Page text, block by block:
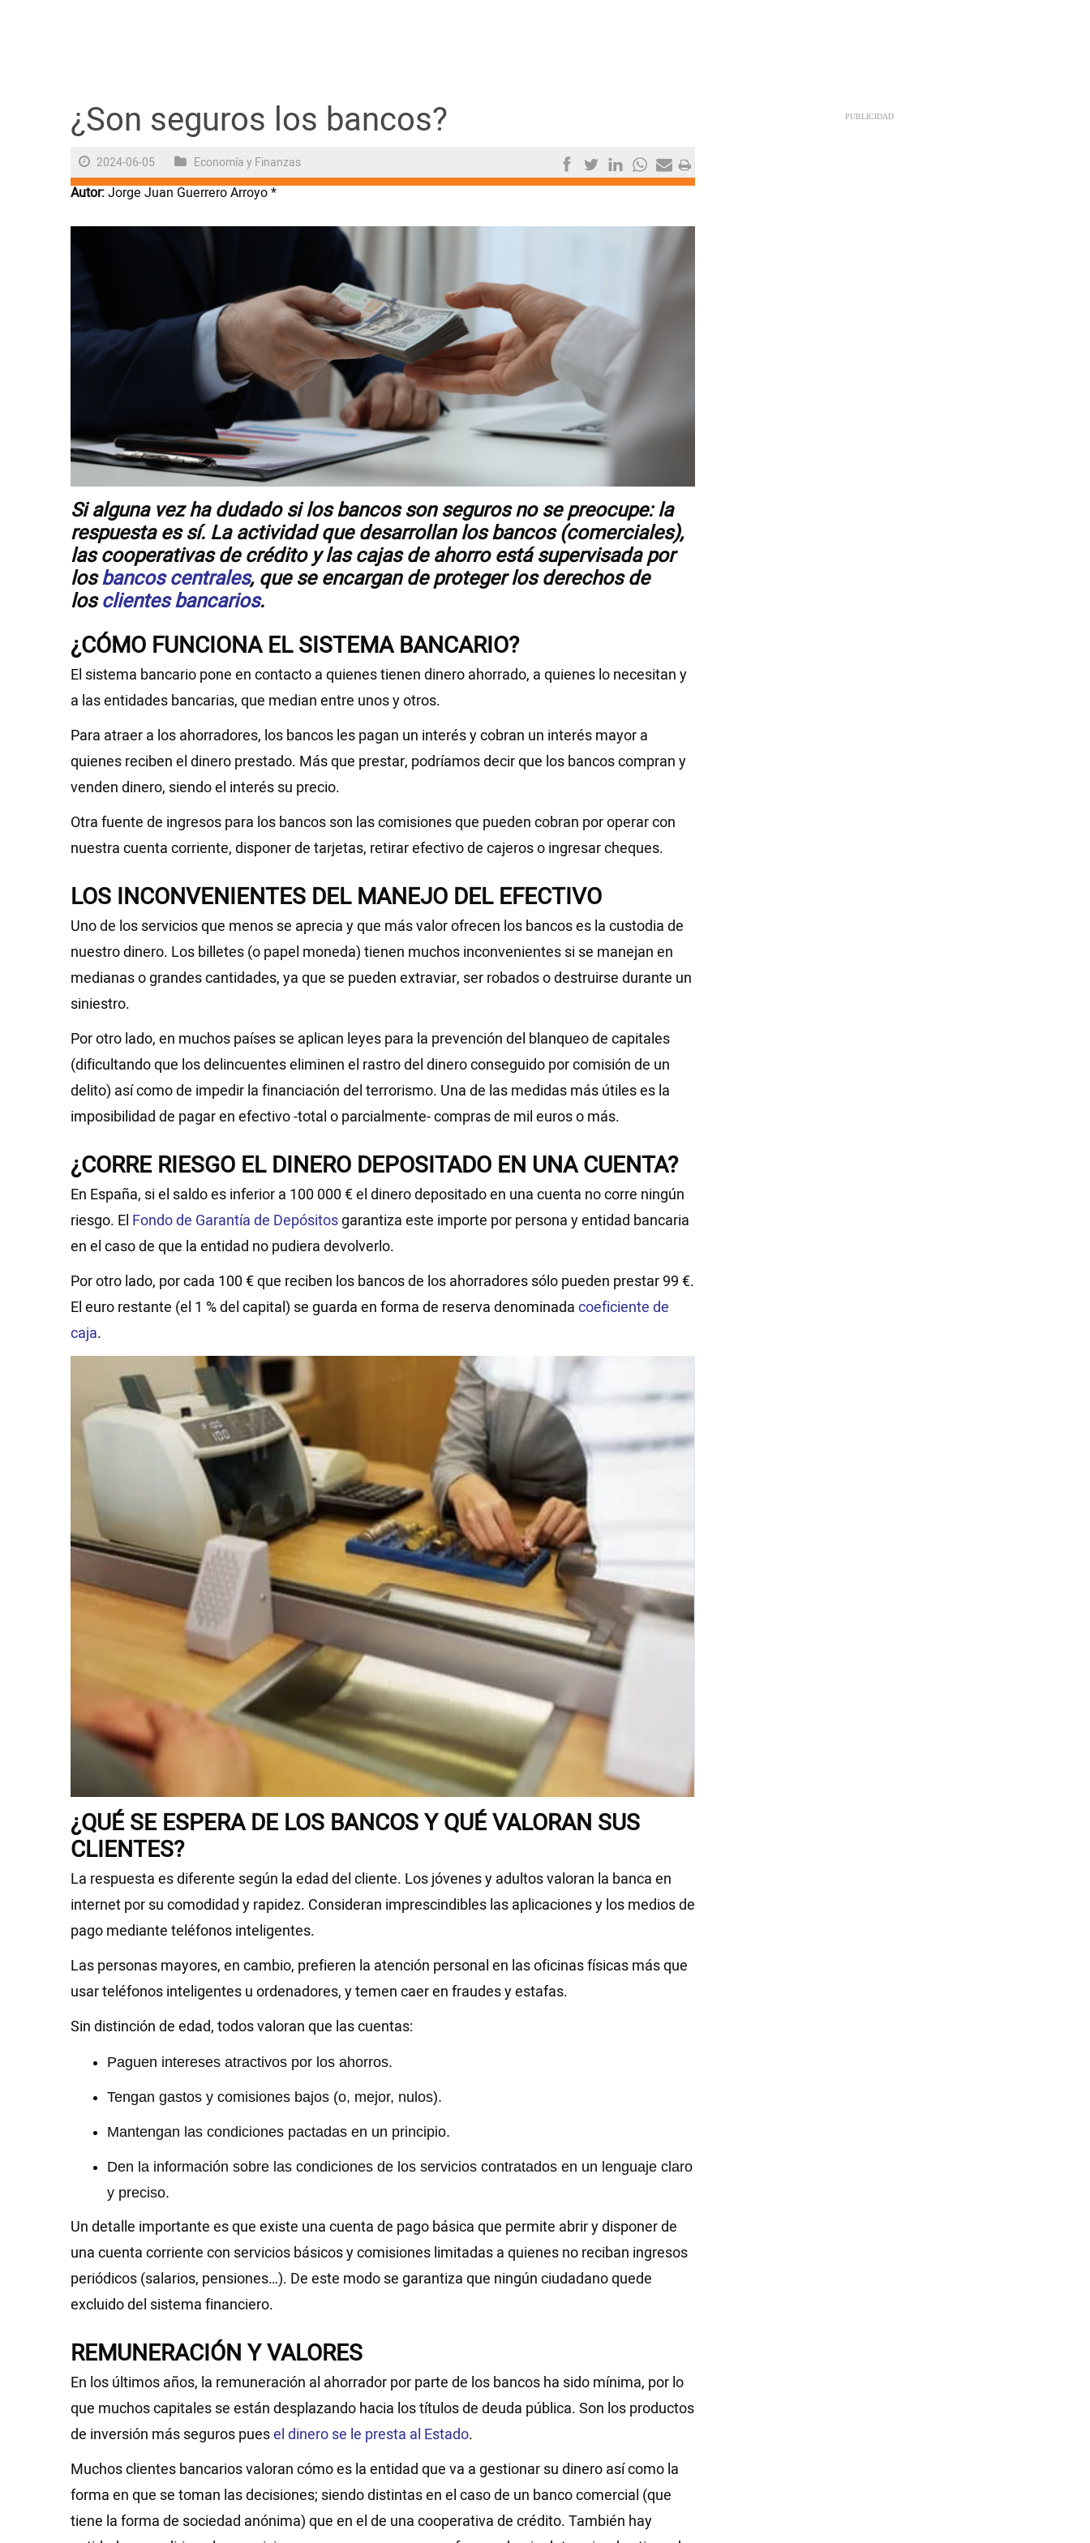
Trending
Internacional
Juegos
NEWSLETTERS
¿Son seguros los bancos?
2024-06-05 Economía y Finanzas
Autor:Jorge Juan Guerrero Arroyo *
Si alguna vez ha dudado si los bancos son seguros no se preocupe: la
respuesta es sí. La actividad que desarrollan los bancos (comerciales),
las cooperativas de crédito y las cajas de ahorro está supervisada por
losbancos centrales, que se encargan de proteger los derechos de
losclientes bancarios.
¿CÓMO FUNCIONA EL SISTEMA BANCARIO?
El sistema bancario pone en contacto a quienes tienen dinero ahorrado, a quienes lo necesitan y
a las entidades bancarias, que median entre unos y otros.
Para atraer a los ahorradores, los bancos les pagan un interés y cobran un interés mayor a
quienes reciben el dinero prestado. Más que prestar, podríamos decir que los bancos compran y
venden dinero, siendo el interés su precio.
Otra fuente de ingresos para los bancos son las comisiones que pueden cobran por operar con
nuestra cuenta corriente, disponer de tarjetas, retirar efectivo de cajeros o ingresar cheques.
LOS INCONVENIENTES DEL MANEJO DEL EFECTIVO
Uno de los servicios que menos se aprecia y que más valor ofrecen los bancos es la custodia de
nuestro dinero. Los billetes (o papel moneda) tienen muchos inconvenientes si se manejan en
medianas o grandes cantidades, ya que se pueden extraviar, ser robados o destruirse durante un
siniestro.
Por otro lado, en muchos países se aplican leyes para la prevención del blanqueo de capitales
(dificultando que los delincuentes eliminen el rastro del dinero conseguido por comisión de un
delito) así como de impedir la financiación del terrorismo. Una de las medidas más útiles es la
imposibilidad de pagar en efectivo -total o parcialmente- compras de mil euros o más.
¿CORRE RIESGO EL DINERO DEPOSITADO EN UNA CUENTA?
En España, si el saldo es inferior a 100 000 € el dinero depositado en una cuenta no corre ningún
riesgo. El Fondo de Garantía de Depósitosgarantiza este importe por persona y entidad bancaria
en el caso de que la entidad no pudiera devolverlo.
Por otro lado, por cada 100 € que reciben los bancos de los ahorradores sólo pueden prestar 99 €.
El euro restante (el 1 % del capital) se guarda en forma de reserva denominada coeficiente de
caja.
¿QUÉ SE ESPERA DE LOS BANCOS Y QUÉ VALORAN SUS
CLIENTES?
La respuesta es diferente según la edad del cliente. Los jóvenes y adultos valoran la banca en
internet por su comodidad y rapidez. Consideran imprescindibles las aplicaciones y los medios de
pago mediante teléfonos inteligentes.
Las personas mayores, en cambio, prefieren la atención personal en las oficinas físicas más que
usar teléfonos inteligentes u ordenadores, y temen caer en fraudes y estafas.
Sin distinción de edad, todos valoran que las cuentas:
Paguen intereses atractivos por los ahorros.
Tengan gastos y comisiones bajos (o, mejor, nulos).
Mantengan las condiciones pactadas en un principio.
Den la información sobre las condiciones de los servicios contratados en un lenguaje claro
y preciso.
Un detalle importante es que existe una cuenta de pago básica que permite abrir y disponer de
una cuenta corriente con servicios básicos y comisiones limitadas a quienes no reciban ingresos
periódicos (salarios, pensiones…). De este modo se garantiza que ningún ciudadano quede
excluido del sistema financiero.
REMUNERACIÓN Y VALORES
En los últimos años, la remuneración al ahorrador por parte de los bancos ha sido mínima, por lo
que muchos capitales se están desplazando hacia los títulos de deuda pública. Son los productos
de inversión más seguros puesel dinero se le presta al Estado.
Muchos clientes bancarios valoran cómo es la entidad que va a gestionar su dinero así como la
forma en que se toman las decisiones; siendo distintas en el caso de un banco comercial (que
tiene la forma de sociedad anónima) que en el de una cooperativa de crédito. También hay